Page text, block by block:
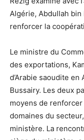
Algérie, Abdullah bin
renforcer la
Le ministre du
des exportations,
d’Arabie saoudite
Bussairy. Les deux
moyens de
domaines du
ministère. La